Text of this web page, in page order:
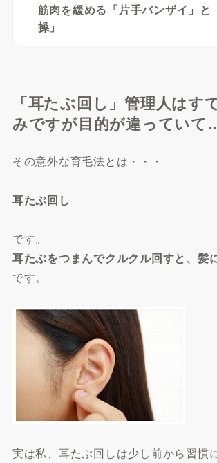
筋肉を緩める「片手バンザイ」と
操」
「耳たぶ回し」管理人はす
みですが目的が違っていて
その意外な育毛法とは・・・
耳たぶ回し
です。
耳たぶをつまんでクルクル回すと、髪
です。
実は私、耳たぶ回しは少し前から習慣